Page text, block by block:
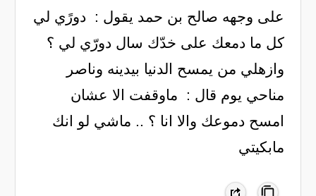
على وجهه ‏صالح بن حمد يقول : ‏ دورًي لي
كل ما دمعك على خدّك سال ‏دورّي لي ؟
وازهلي من يمسح الدنيا بيدينه ‏وناصر
مناحي يوم قال : ‏ ماوقفت الا عشان
امسح دموعك ‏والا انا ؟ .. ماشي لو انك
مابكيتي